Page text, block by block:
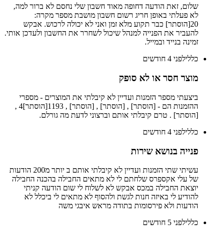
שלום, זאת הודעה דחופה מאוד חשבון שלי נחסם לא ברור למה,
לא פעלתי באופן חריג רשום חשבון מושבת מספר מקרה:
20[הוסתר] כבר תקוע מלא זמן ואני לא יכולה לרכוש. אבקש
להעביר את הפנייה למנהל שיכול לשחרר את החשבון ולעדכן אותי.
זמינה בנייד ובמייל.
כללילפני 4 חודשים
מוצר חסר או לא סופק
ביצעתי מספר הזמנות ועדיין לא קיבלתי את המוצרים - מספרי
ההזמנות הם - [הוסתר] , [הוסתר] , [הוסתר] , 1193[הוסתר]4 ,
[הוסתר] . טרם קיבלתי אותם וברצוני לדעת מה גורלם.
כללילפני 4 חודשים
פנייה בנושא שירות
עשיתי שתי הזמנות ועדיין לא קיבלתי אותם ב יותר מ200 הודעות
של עלי אקספרס שלחתם לי לא מתאים החבילה בהכנה החבילה
יוצאת החבילה במכס אבקש לא לשלוח לי שום הודעה קניתי
להודיע לי באיזה חנות לגשת ולהסוף לא מתאים לי ביכלל לא
הודעות ולא פירסומות בתודה מראש איבגי משה
כללילפני 5 חודשים